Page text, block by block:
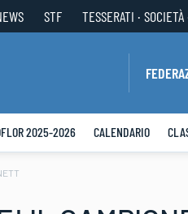
STF TESSERATI ·
2025-2026 CALENDARIO